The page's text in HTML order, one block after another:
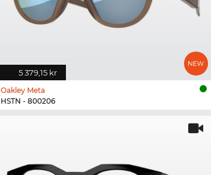
5 379,15 kr
Oakley Meta
HSTN - 800206